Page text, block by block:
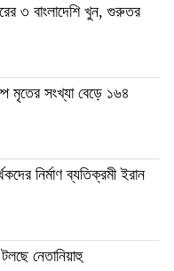
৩ বাংলাদেশি খুন, গুরুতর
মৃতের সংখ্যা বেড়ে ১৬৪
নির্মাণ ব্যতিক্রমী ইরান
নেতানিয়াহু